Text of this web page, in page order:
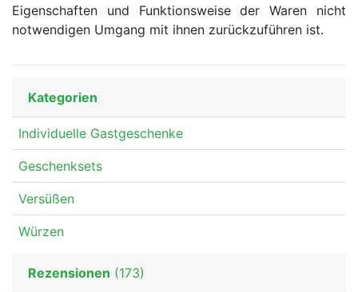
Eigenschaften und Funktionsweise der Waren nicht
notwendigen Umgang mit ihnen zurückzuführen ist.
Kategorien
Individuelle Gastgeschenke
Geschenksets
Versüßen
Würzen
Rezensionen (173)